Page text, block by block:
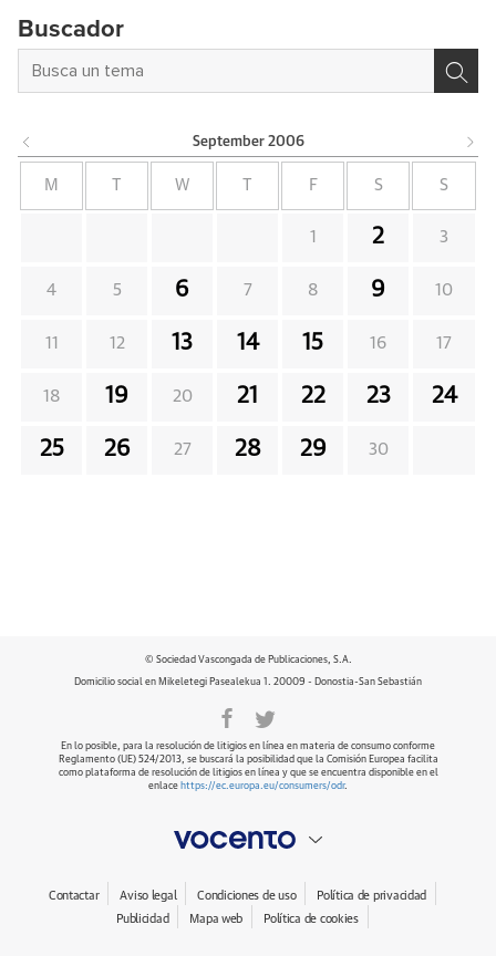
Buscador
September 2006
M W F S S
1 2 3
4 5 6 7 8 9 10
11 12 13 14 15 16 17
18 19 20 21 22 23 24
25 26 27 28 29 30
© Sociedad Vascongada de Publicaciones, S.A.
Domicilio social en Mikeletegi Pasealekua 1. 20009 - Donostia-San Sebastián
En lo posible, para la resolución de litigios en línea en materia de consumo conforme
Reglamento (UE) 524/2013, se buscará la posibilidad que la Comisión Europea facilita
como plataforma de resolución de litigios en línea y que se encuentra disponible en el
enlace https://ec.europa.eu/consumers/odr.
Contactar Aviso legal Condiciones de uso
Política de privacidad
Publicidad
Mapa web Política de cookies